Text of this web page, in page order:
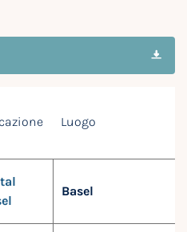
Luogo
Basel